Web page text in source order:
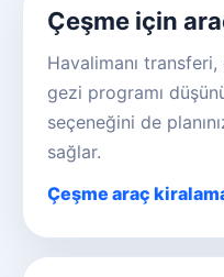
Çeşme için
Havalimanı
gezi programı
seçeneğini de
sağlar.
Çeşme araç